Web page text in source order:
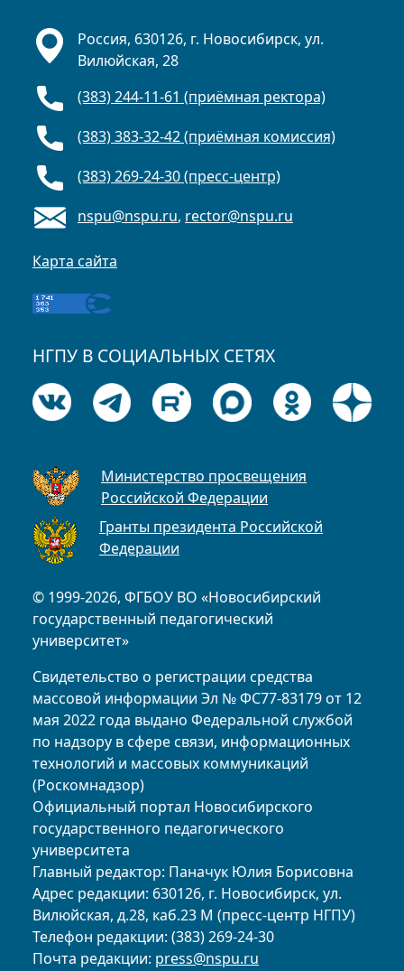
© 1999-2026, ФГБОУ ВО «Новосибирский
государственный педагогический
университет»
Свидетельство о регистрации средства
массовой информации Эл № ФС77-83179 от 12
мая 2022 года выдано Федеральной службой
по надзору в сфере связи, информационных
технологий и массовых коммуникаций
(Роскомнадзор)
Официальный портал Новосибирского
государственного педагогического
университета
Главный редактор: Паначук Юлия Борисовна
Адрес редакции: 630126, г. Новосибирск, ул.
Вилюйская, д.28, каб.23 М (пресс-центр НГПУ)
Телефон редакции: (383) 269-24-30
Почта редакции: press@nspu.ru
Россия, 630126, г. Новосибирск, ул.
Вилюйская, 28
(383) 244-11-61 (приёмная ректора)
(383) 383-32-42 (приёмная комиссия)
(383) 269-24-30 (пресс-центр)
nspu@nspu.ru, rector@nspu.ru
Карта сайта
НГПУ В СОЦИАЛЬНЫХ СЕТЯХ
Министерство просвещения
Российской Федерации
Гранты президента Российской
Федерации